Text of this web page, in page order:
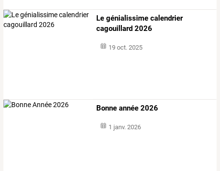
Le génialissime calendrier
cagouillard 2026
19 oct. 2025
Bonne année 2026
1 janv. 2026